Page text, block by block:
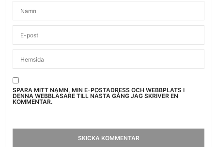
SPARA MITT NAMN, MIN E-POSTADRESS OCH WEBBPLATS I
DENNA WEBBLÄSARE TILL NÄSTA GÅNG JAG SKRIVER EN
KOMMENTAR.